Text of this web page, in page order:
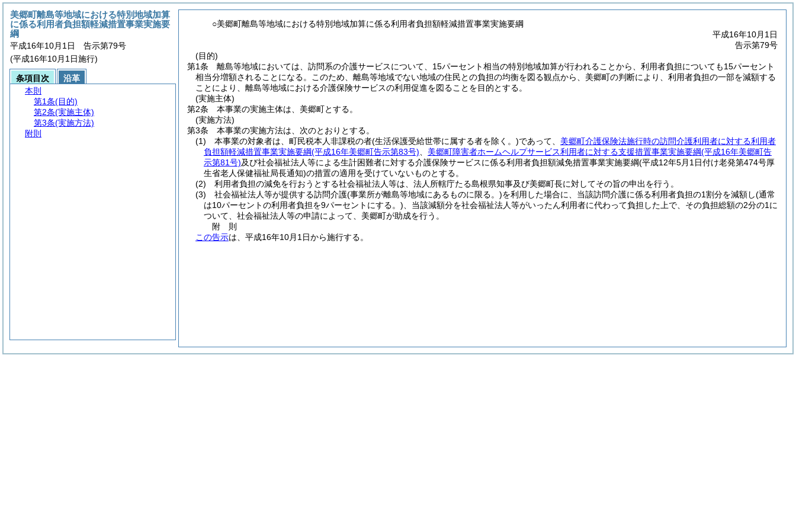
○美郷町離島等地域における特別地域加算に係る利用者負担額軽減措置事業実施要綱
平成16年10月1日
告示第79号
(目的)
第1条
離島等地域においては、訪問系の介護サービスについて、15パーセント相当の特別地域加算が行われることから、利用者負担についても15パーセント
相当分増額されることになる。
このため、離島等地域でない地域の住民との負担の均衡を図る観点から、美郷町の判断により、利用者負担の一部を減額する
ことにより、離島等地域における介護保険サービスの利用促進を図ることを目的とする。
(実施主体)
第2条
本事業の実施主体は、美郷町とする。
(実施方法)
第3条
本事業の実施方法は、次のとおりとする。
(1)
本事業の対象者は、町民税本人非課税の者(生活保護受給世帯に属する者を除く。)であって、 美郷町介護保険法施行時の訪問介護利用者に対する利用者
負担額軽減措置事業実施要綱(平成16年美郷町告示第83号) 美郷町障害者ホームヘルプサービス利用者に対する支援措置事業実施要綱(平成16年美郷町告
示第81号)及び社会福祉法人等による生計困難者に対する介護保険サービスに係る利用者負担額減免措置事業実施要綱(平成12年5月1日付け老発第474号厚
生省老人保健福祉局長通知)の措置の適用を受けていないものとする。
(2)
利用者負担の減免を行おうとする社会福祉法人等は、法人所轄庁たる島根県知事及び美郷町長に対してその旨の申出を行う。
(3)
社会福祉法人等が提供する訪問介護(事業所が離島等地域にあるものに限る。)を利用した場合に、当該訪問介護に係る利用者負担の1割分を減額し(通常
は10パーセントの利用者負担を9パーセントにする。) 、当該減額分を社会福祉法人等がいったん利用者に代わって負担した上で、その負担総額の2分の1に
ついて、社会福祉法人等の申請によって、美郷町が助成を行う。
附 則
この告示は、平成16年10月1日から施行する。
美郷町離島等地域における特別地域加算
に係る利用者負担額軽減措置事業実施要
綱
平成16年10月1日 告示第79号
(平成16年10月1日施行)
条項目次
沿革
本則
第1条(目的)
第2条(実施主体)
第3条(実施方法)
附則